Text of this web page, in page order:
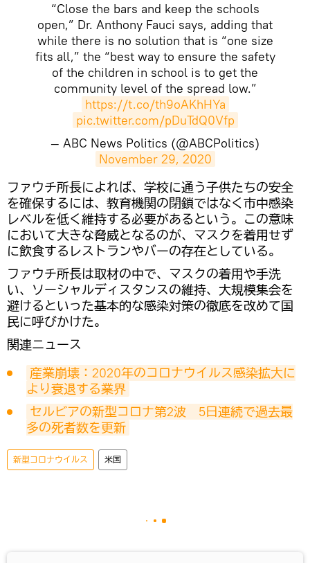
“Close the bars and keep the schools
open,” Dr. Anthony Fauci says, adding that
while there is no solution that is “one size
fits all,” the “best way to ensure the safety
of the children in school is to get the
community level of the spread low.”
https://t.co/th9oAKhHYa
pic.twitter.com/pDuTdQ0Vfp
— ABC News Politics (@ABCPolitics)
November 29, 2020
​ファウチ所長によれば、学校に通う子供たちの安全
を確保するには、教育機関の閉鎖ではなく市中感染
レベルを低く維持する必要があるという。この意味
において大きな脅威となるのが、マスクを着用せず
に飲食するレストランやバーの存在としている。
ファウチ所長は取材の中で、マスクの着用や手洗
い、ソーシャルディスタンスの維持、大規模集会を
避けるといった基本的な感染対策の徹底を改めて国
民に呼びかけた。
関連ニュース
産業崩壊：2020年のコロナウイルス感染拡大に
より衰退する業界
セルビアの新型コロナ第2波　5日連続で過去最
多の死者数を更新
新型コロナウイルス 米国